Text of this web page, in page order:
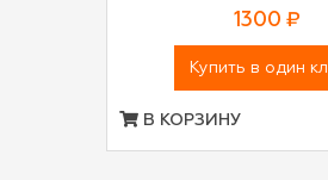
1300 ₽
Купить в один
В КОРЗИНУ